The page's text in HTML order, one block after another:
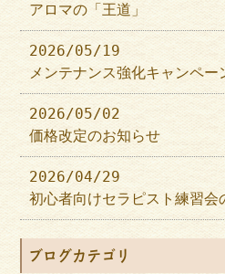
アロマの「王道」
2026/05/19
メンテナンス強化キャンペー
2026/05/02
価格改定のお知らせ
2026/04/29
初心者向けセラピスト練習会
ブログカテゴリ